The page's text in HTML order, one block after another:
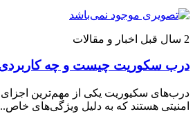
2 سال قبل اخبار و مقالات
درب سکوریت چیست و چه کاربردی
درب‌های سکیوریت یکی از مهم‌ترین
امنیتی هستند که به دلیل ویژگی‌های